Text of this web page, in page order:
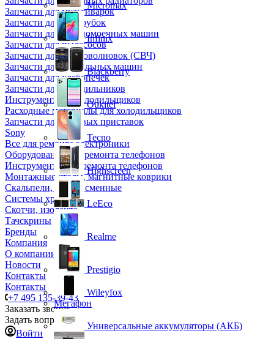
Запчасти для мультиварок
Запчасти для мясорубок
Запчасти для посудомоечных машин
Запчасти для пылесосов
Запчасти для микроволновок (СВЧ)
Запчасти для стиральных машин
Запчасти для хлебопечек
Запчасти для холодильников
Инструмент для холодильщиков
Расходные материалы для холодильщиков
Запчасти для игровых приставок
Sony
Все для ремонта электроники
Оборудование для ремонта телефонов
Инструменты для ремонта телефонов
Монтажные столы, магнитные коврики
Скальпели, лезвия сменные
Системы хранения
Скотчи, изолента
Тачскрины
Бренды
Компания
О компании
Новости
Контакты
Контакты
+7 495 135-39-43
Заказать звонок
Задать вопрос
Войти
Micromax
Infinix
Blackberry
Oukitel
Tecno
Highscreen
LeEco
Realme
Prestigio
Wileyfox
Мегафон
Универсальные аккумуляторы (АКБ)